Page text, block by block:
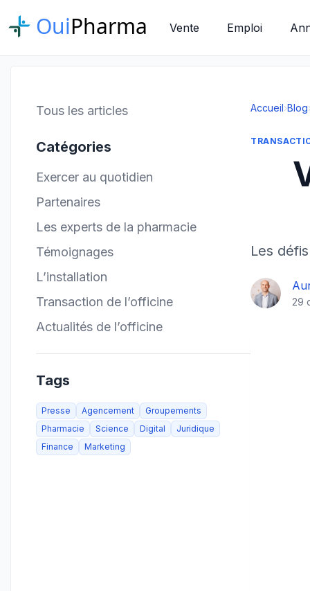
OuiPharma Vente Emploi
Tous les articles
Catégories
Exercer au quotidien
Partenaires
Les experts de la pharmacie
Témoignages
L’installation
Transaction de l’officine
Actualités de l’officine
Tags
Presse Agencement
Groupements
Pharmacie
Science Digital
Juridique
Finance
Marketing
Accueil›Blog
Les
29